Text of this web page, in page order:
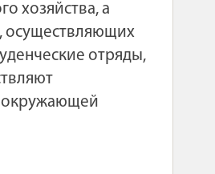
хозяйства, а
осуществляющих
отряды,
окружающей